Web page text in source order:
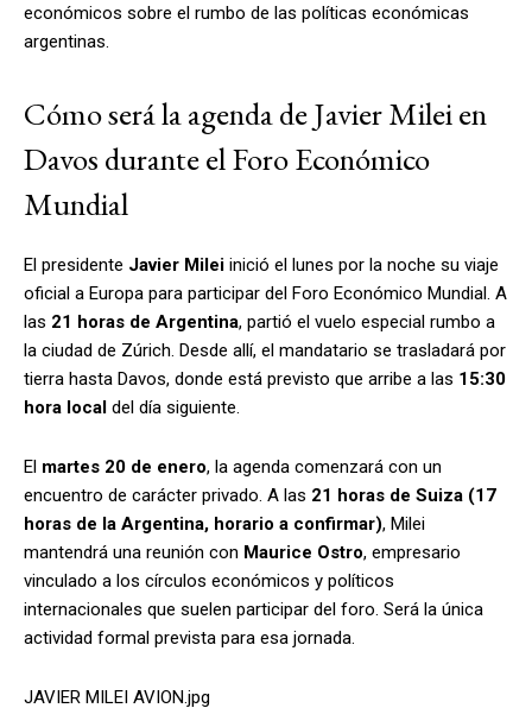
económicos sobre el rumbo de las políticas económicas
argentinas.
Cómo será la agenda de Javier Milei en
Davos durante el Foro Económico
Mundial
El presidente Javier Milei inició el lunes por la noche su viaje
oficial a Europa para participar del Foro Económico Mundial. A
las 21 horas de Argentina, partió el vuelo especial rumbo a
la ciudad de Zúrich. Desde allí, el mandatario se trasladará por
tierra hasta Davos, donde está previsto que arribe a las 15:30
hora local del día siguiente.
El martes 20 de enero, la agenda comenzará con un
encuentro de carácter privado. A las 21 horas de Suiza (17
horas de la Argentina, horario a confirmar), Milei
mantendrá una reunión con Maurice Ostro, empresario
vinculado a los círculos económicos y políticos
internacionales que suelen participar del foro. Será la única
actividad formal prevista para esa jornada.
JAVIER MILEI AVION.jpg